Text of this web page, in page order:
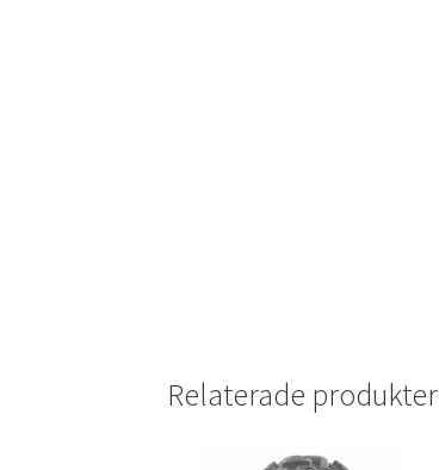
Relaterade produkter